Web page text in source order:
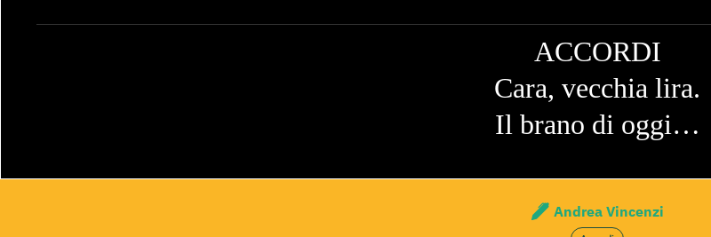
ACCORDI
Cara, vecchia lira.
Il brano di oggi…
Andrea Vincenzi